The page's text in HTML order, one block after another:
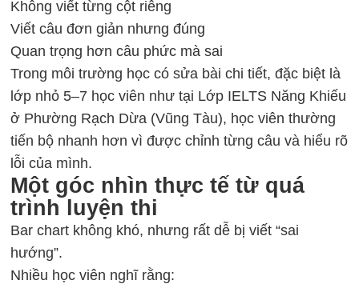
Không viết từng cột riêng
Viết câu đơn giản nhưng đúng
Quan trọng hơn câu phức mà sai
Trong môi trường học có sửa bài chi tiết, đặc biệt là
lớp nhỏ 5–7 học viên như tại Lớp IELTS Năng Khiếu
ở Phường Rạch Dừa (Vũng Tàu), học viên thường
tiến bộ nhanh hơn vì được chỉnh từng câu và hiểu rõ
lỗi của mình.
Một góc nhìn thực tế từ quá
trình luyện thi
Bar chart không khó, nhưng rất dễ bị viết “sai
hướng”.
Nhiều học viên nghĩ rằng: